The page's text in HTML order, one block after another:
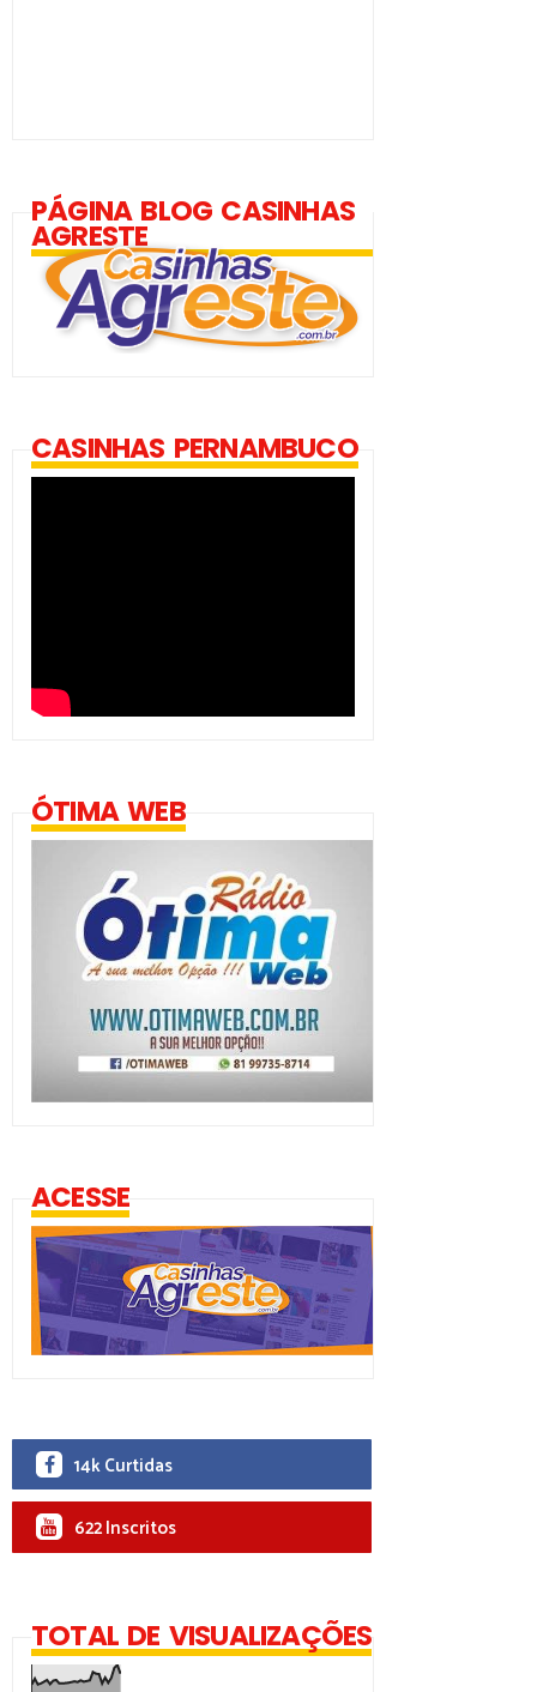
PÁGINA BLOG CASINHAS
AGRESTE
CASINHAS PERNAMBUCO
ÓTIMA WEB
ACESSE
14k Curtidas
622 Inscritos
TOTAL DE VISUALIZAÇÕES